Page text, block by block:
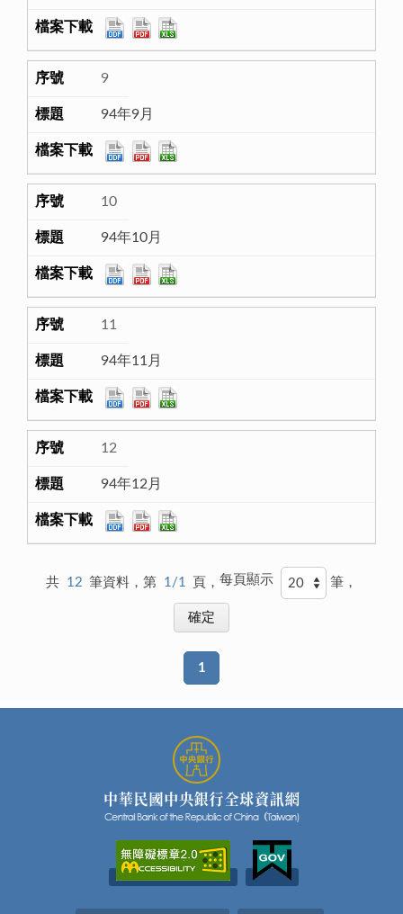
9
94年9月
10
94年10月
11
94年11月
12
94年12月
共 12 筆資料，第 1/1 頁， 每頁顯示 筆，
1